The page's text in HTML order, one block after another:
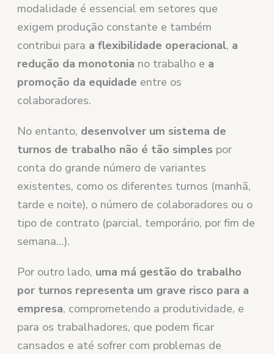
modalidade é essencial em setores que
exigem produção constante e também
contribui para a flexibilidade operacional, a
redução da monotonia no trabalho e a
promoção da equidade entre os
colaboradores.
No entanto, desenvolver um sistema de
turnos de trabalho não é tão simples por
conta do grande número de variantes
existentes, como os diferentes turnos (manhã,
tarde e noite), o número de colaboradores ou o
tipo de contrato (parcial, temporário, por fim de
semana…).
Por outro lado, uma má gestão do trabalho
por turnos representa um grave risco para a
empresa, comprometendo a produtividade, e
para os trabalhadores, que podem ficar
cansados ​​e até sofrer com problemas de